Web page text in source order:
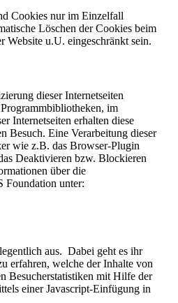
Cookies nur im Einzelfall
Löschen der Cookies beim
u.U. eingeschränkt sein.
dieser Internetseiten
im
Internetseiten erhalten diese
Besuch. Eine Verarbeitung dieser
wie z.B. das Browser-Plugin
Deaktivieren bzw. Blockieren
über die
Foundation unter:
aus. Dabei geht es ihr
erfahren, welche der Inhalte von
Besucherstatistiken mit Hilfe der
einer Javascript-Einfügung in